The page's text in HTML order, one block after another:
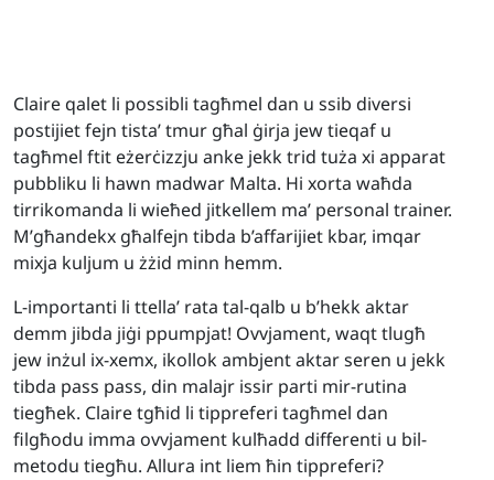
Claire qalet li possibli tagħmel dan u ssib diversi
postijiet fejn tista’ tmur għal ġirja jew tieqaf u
tagħmel ftit eżerċizzju anke jekk trid tuża xi apparat
pubbliku li hawn madwar Malta. Hi xorta waħda
tirrikomanda li wieħed jitkellem ma’ personal trainer.
M’għandekx għalfejn tibda b’affarijiet kbar, imqar
mixja kuljum u żżid minn hemm.
L-importanti li ttella’ rata tal-qalb u b’hekk aktar
demm jibda jiġi ppumpjat! Ovvjament, waqt tlugħ
jew inżul ix-xemx, ikollok ambjent aktar seren u jekk
tibda pass pass, din malajr issir parti mir-rutina
tiegħek. Claire tgħid li tippreferi tagħmel dan
filgħodu imma ovvjament kulħadd differenti u bil-
metodu tiegħu. Allura int liem ħin tippreferi?